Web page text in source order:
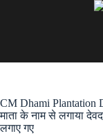
CM Dhami Plantation
माता के नाम से लगाया
लगाए गए